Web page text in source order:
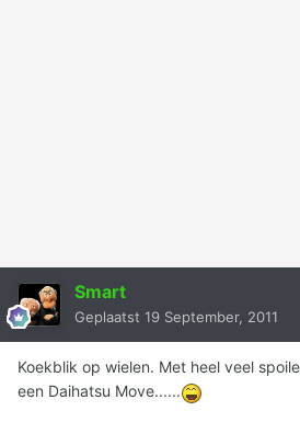
Smart
Geplaatst 19 September, 2011
Koekblik op wielen. Met heel veel
een Daihatsu Move......